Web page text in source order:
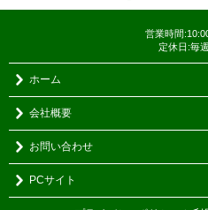
営業時間
定休日:毎
ホーム
会社概要
お問い合わせ
PCサイト